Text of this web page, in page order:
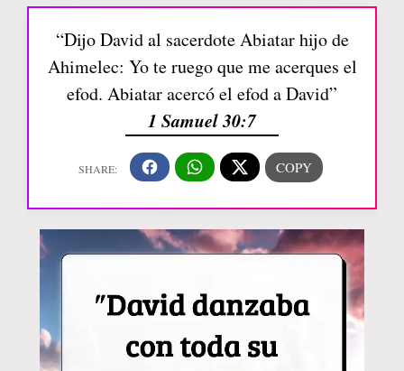
“Dijo David al sacerdote Abiatar hijo de
Ahimelec: Yo te ruego que me acerques el
efod. Abiatar acercó el efod a David”
1 Samuel 30:7